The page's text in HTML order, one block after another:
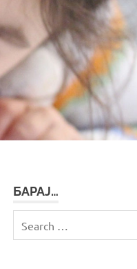
БАРАЈ…
for: